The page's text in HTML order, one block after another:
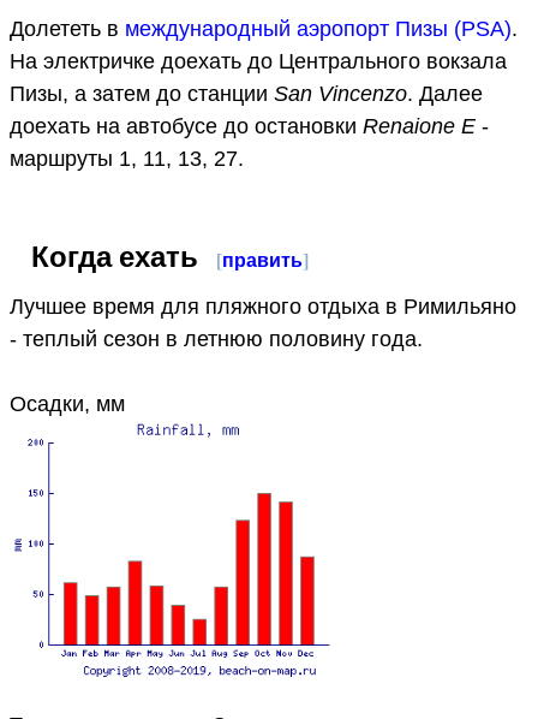
Долететь в международный аэропорт Пизы (PSA).
На электричке доехать до Центрального вокзала
Пизы, а затем до станции San Vincenzo. Далее
доехать на автобусе до остановки Renaione E -
маршруты 1, 11, 13, 27.
Когда ехать [править]
Лучшее время для пляжного отдыха в Римильяно
- теплый сезон в летнюю половину года.
Осадки, мм